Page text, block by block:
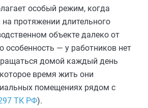
особый режим, когда
на протяжении длительного
объекте далеко от
особенность — у работников нет
домой каждый день
время жить они
помещениях рядом с
ТК РФ).